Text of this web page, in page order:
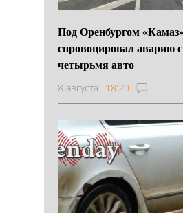
Под Оренбургом
спровоцировал аварию с
четырьмя авто
8 августа 18:20